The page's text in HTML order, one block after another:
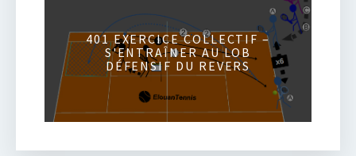
401 EXERCICE COLLECTIF –
S'ENTRAÎNER AU LOB
DÉFENSIF DU REVERS